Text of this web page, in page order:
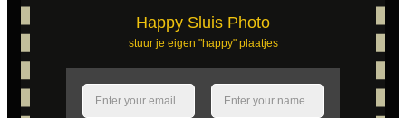
Happy Sluis Photo
stuur je eigen "happy" plaatjes